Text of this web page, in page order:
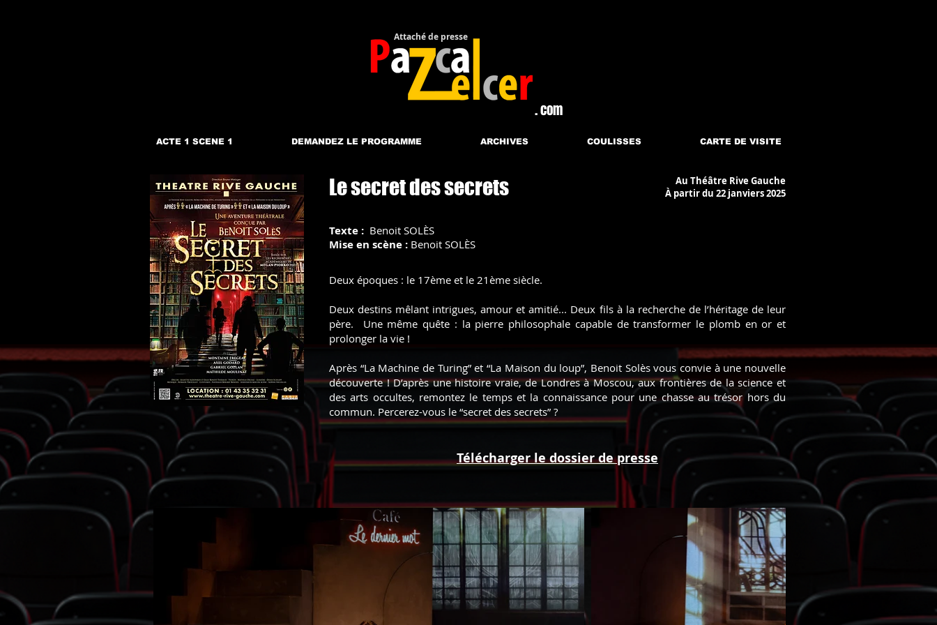
Attaché de presse​
. com
ACTE 1 SCENE 1 DEMANDEZ LE PROGRAMME ARCHIVES COULISSES CARTE DE VISITE
Le secret des secrets
Au Théâtre Rive Gauche
À partir du 22 janviers 2025
Texte : Benoit SOLÈS
Mise en scène : Benoit SOLÈS
Deux époques : le 17ème et le 21ème siècle.
Deux destins mêlant intrigues, amour et amitié... Deux fils à la recherche de l’héritage de leur
père. Une même quête : la pierre philosophale capable de transformer le plomb en or et
prolonger la vie !
Après “La Machine de Turing” et “La Maison du loup”, Benoit Solès vous convie à une nouvelle
découverte ! D’après une histoire vraie, de Londres à Moscou, aux frontières de la science et
des arts occultes, remontez le temps et la connaissance pour une chasse au trésor hors du
commun. Percerez-vous le “secret des secrets” ?
Télécharger le dossier de presse